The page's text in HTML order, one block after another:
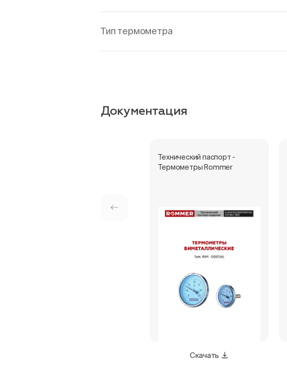
Тип термометра
Документация
Технический паспорт -
Термометры Rommer
Скачать